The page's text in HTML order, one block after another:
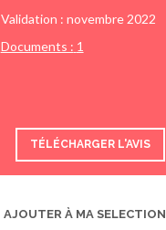
Validation : novembre 2022
Documents : 1
TÉLÉCHARGER L'AVIS
AJOUTER À MA SELECTION